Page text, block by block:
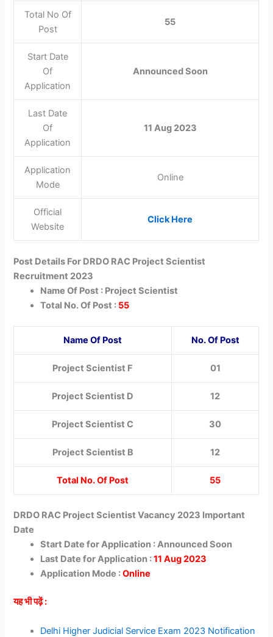
Total No Of
Post
55
Start Date
Of
Application
Announced Soon
Last Date
Of
Application
11 Aug 2023
Application
Mode
Online
Official
Website
Click Here
Post Details For DRDO RAC Project Scientist
Recruitment 2023
Name Of Post : Project Scientist
Total No. Of Post : 55
Name Of Post No. Of Post
Project Scientist F 01
Project Scientist D 12
Project Scientist C 30
Project Scientist B 12
Total No. Of Post 55
DRDO RAC Project Scientist Vacancy 2023 Important
Date
Start Date for Application : Announced Soon
Last Date for Application :11 Aug 2023
Application Mode :Online
यह भी पढ़ें :
Delhi Higher Judicial Service Exam 2023 Notification